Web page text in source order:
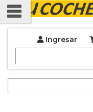
Ingresar